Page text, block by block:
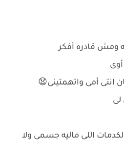
ومش قادره أفكر
انتى أمى واتهمتينى😧
اللى ماليه جسمى ولا